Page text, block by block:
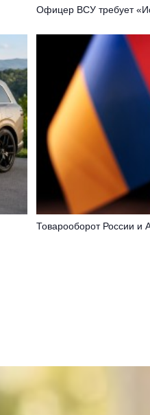
Офицер ВСУ требует
Товарооборот России и